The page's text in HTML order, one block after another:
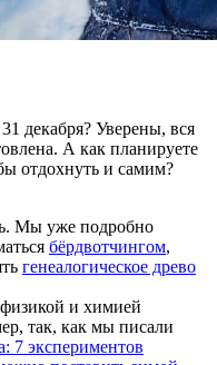
декабря? Уверены, вся
А как планируете
отдохнуть и самим?
Мы уже подробно
бёрдвотчингом,
генеалогическое древо
и химией
так, как мы писали
7 экспериментов